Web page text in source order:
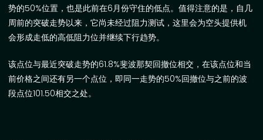
势的50%位置，也是此前在6月份守住的低点。值得注意的是，自几
周前的突破走势以来，它尚未经过阻力测试，这里会为空头提供机
会形成走低的高低阻力位并继续下行趋势。
该点位与最近突破走势的61.8%斐波那契回撤位相交 ，在该点位和当
前价格之间还有另一个点位，即同一走势的50%回撤位与之前的波
段点位101.50相交之处。